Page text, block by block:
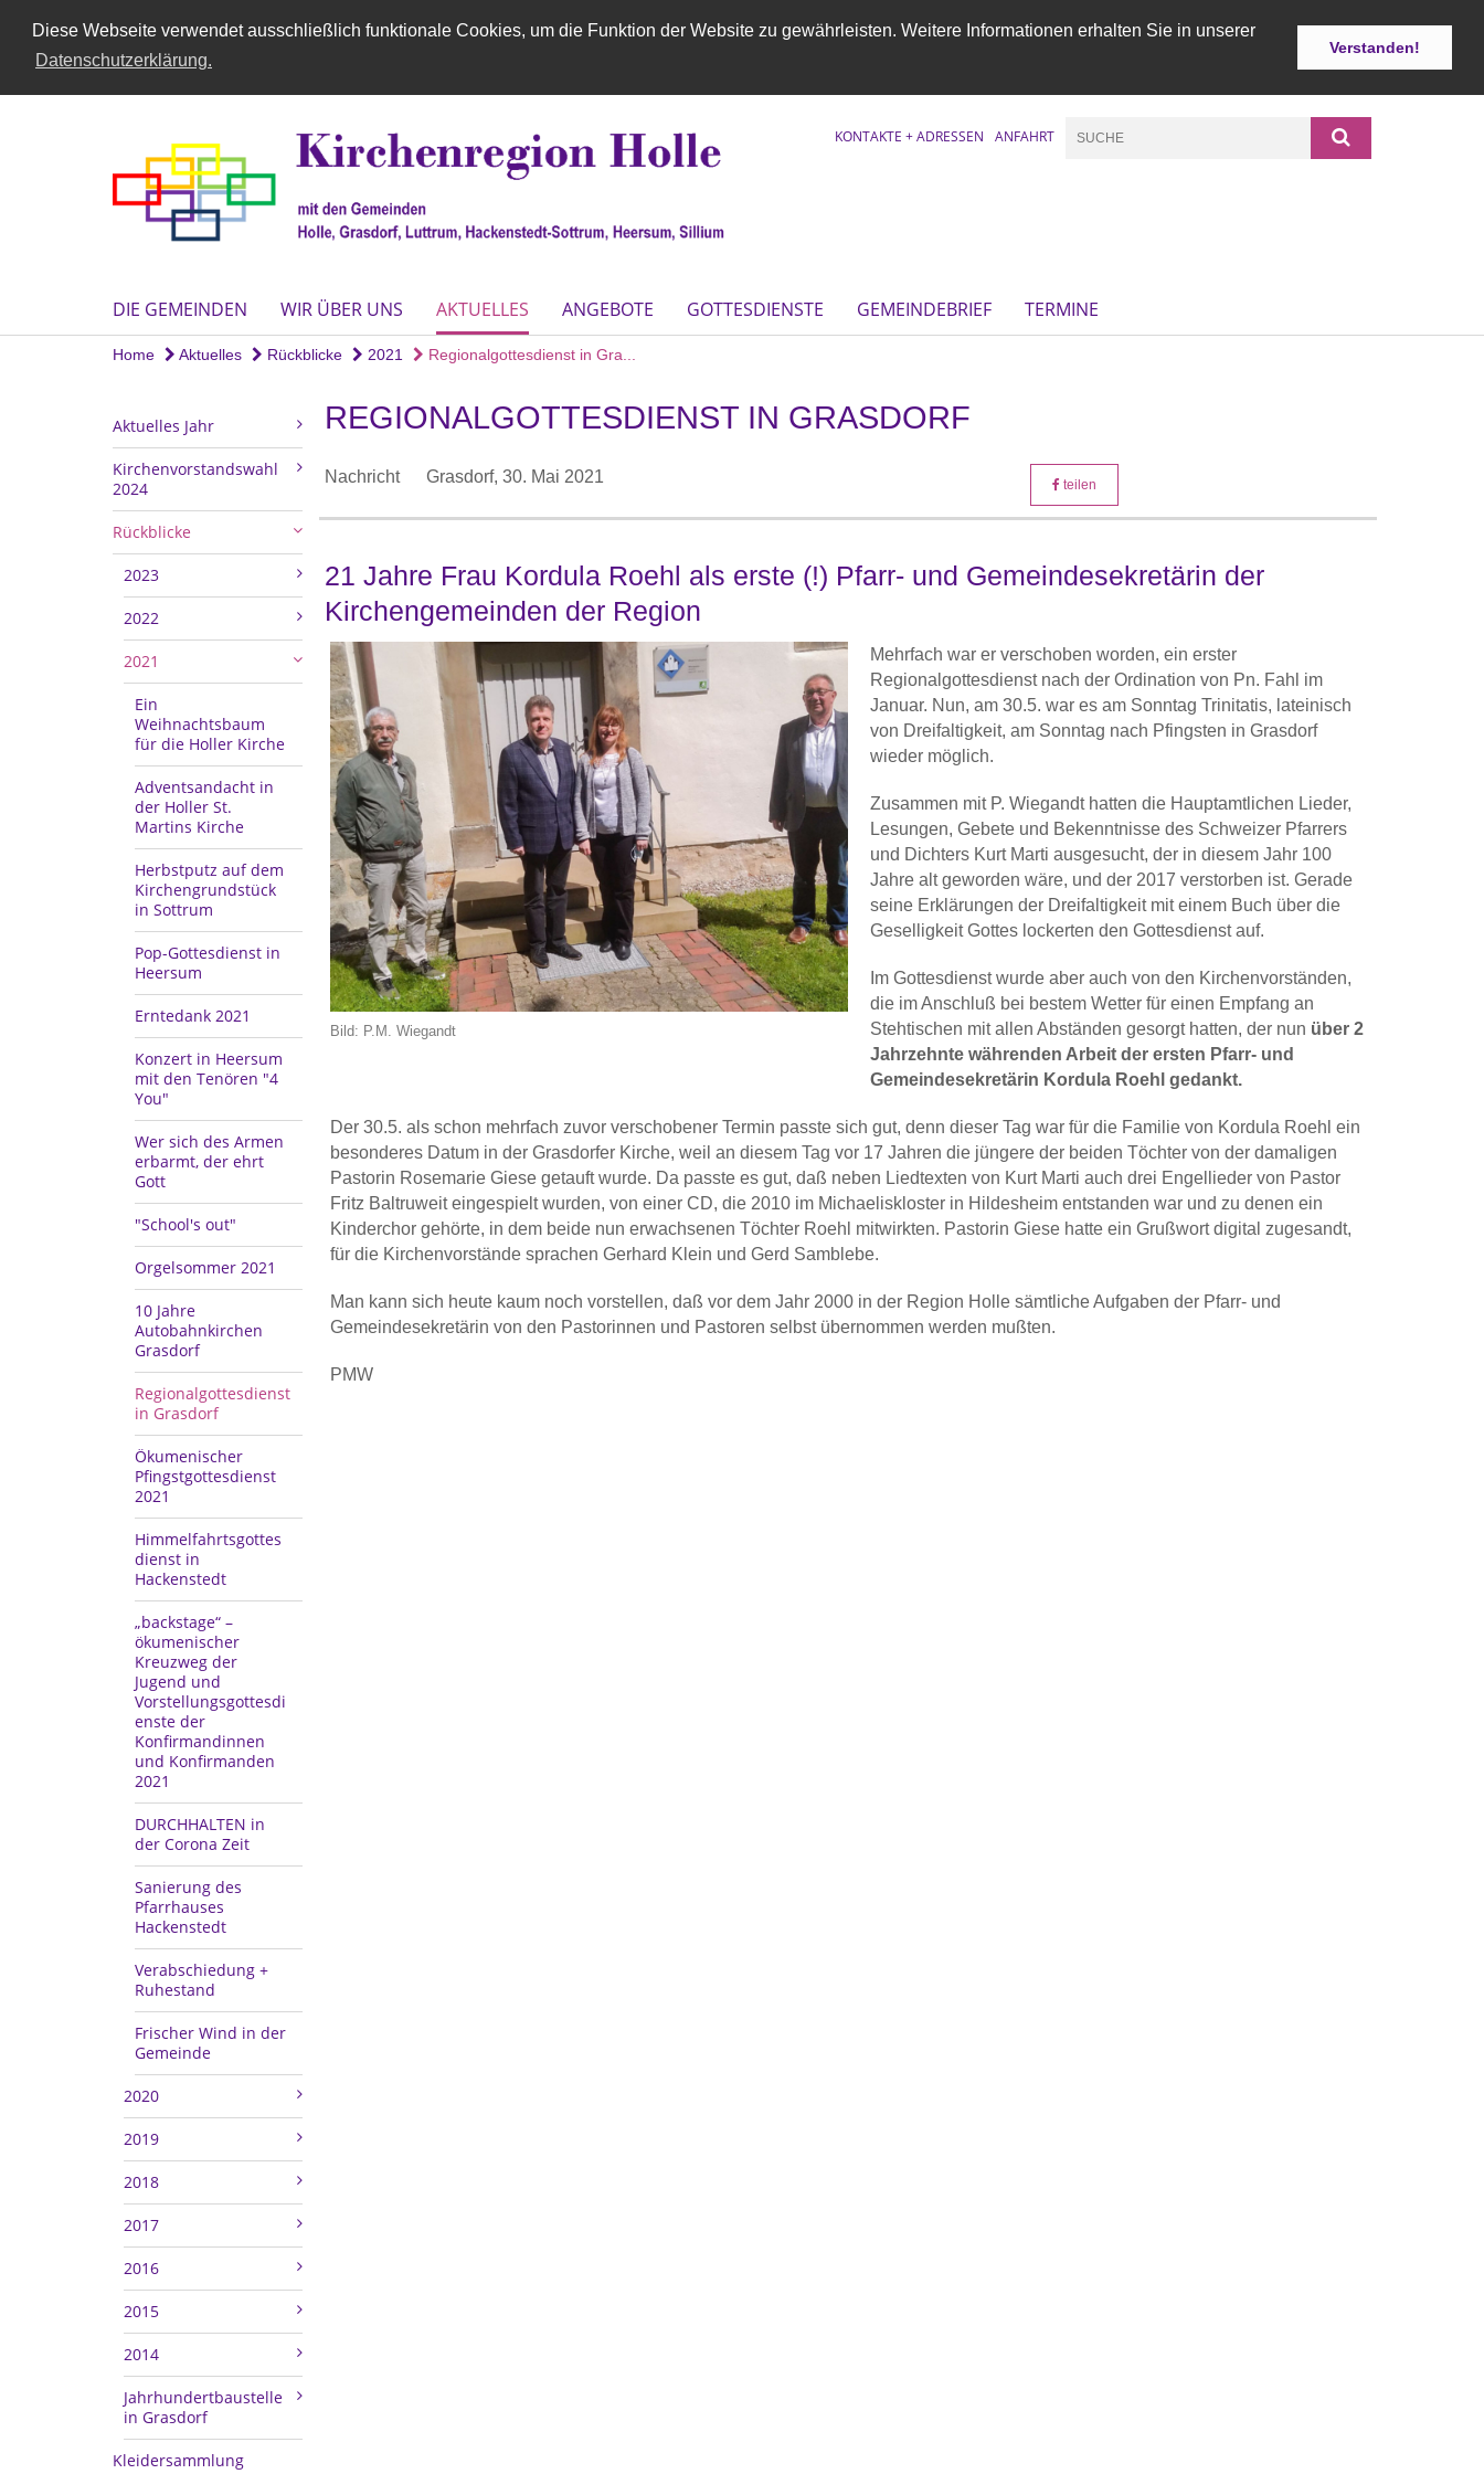
Diese Webseite verwendet ausschließlich funktionale Cookies, um die Funktion der Website zu gewährleisten. Weitere Informationen erhalten Sie in unserer
Datenschutzerklärung.
Verstanden!
KONTAKTE + ADRESSEN ANFAHRT
DIE GEMEINDEN WIR ÜBER UNS AKTUELLES ANGEBOTE GOTTESDIENSTE GEMEINDEBRIEF TERMINE
Home Aktuelles Rückblicke 2021 Regionalgottesdienst in Gra...
Aktuelles Jahr
Kirchenvorstandswahl
2024
Rückblicke
2023
2022
2021
Ein
Weihnachtsbaum
für die Holler Kirche
Adventsandacht in
der Holler St.
Martins Kirche
Herbstputz auf dem
Kirchengrundstück
in Sottrum
Pop-Gottesdienst in
Heersum
Erntedank 2021
Konzert in Heersum
mit den Tenören "4
You"
Wer sich des Armen
erbarmt, der ehrt
Gott
"School's out"
Orgelsommer 2021
10 Jahre
Autobahnkirchen
Grasdorf
Regionalgottesdienst
in Grasdorf
Ökumenischer
Pfingstgottesdienst
2021
Himmelfahrtsgottes
dienst in
Hackenstedt
„backstage“ –
ökumenischer
Kreuzweg der
Jugend und
Vorstellungsgottesdi
enste der
Konfirmandinnen
und Konfirmanden
2021
DURCHHALTEN in
der Corona Zeit
Sanierung des
Pfarrhauses
Hackenstedt
Verabschiedung +
Ruhestand
Frischer Wind in der
Gemeinde
2020
2019
2018
2017
2016
2015
2014
Jahrhundertbaustelle
in Grasdorf
Kleidersammlung
REGIONALGOTTESDIENST IN GRASDORF
Nachricht Grasdorf, 30. Mai 2021 teilen
21 Jahre Frau Kordula Roehl als erste (!) Pfarr- und Gemeindesekretärin der
Kirchengemeinden der Region
Bild: P.M. Wiegandt
Mehrfach war er verschoben worden, ein erster
Regionalgottesdienst nach der Ordination von Pn. Fahl im
Januar. Nun, am 30.5. war es am Sonntag Trinitatis, lateinisch
von Dreifaltigkeit, am Sonntag nach Pfingsten in Grasdorf
wieder möglich.
Zusammen mit P. Wiegandt hatten die Hauptamtlichen Lieder,
Lesungen, Gebete und Bekenntnisse des Schweizer Pfarrers
und Dichters Kurt Marti ausgesucht, der in diesem Jahr 100
Jahre alt geworden wäre, und der 2017 verstorben ist. Gerade
seine Erklärungen der Dreifaltigkeit mit einem Buch über die
Geselligkeit Gottes lockerten den Gottesdienst auf.
Im Gottesdienst wurde aber auch von den Kirchenvorständen,
die im Anschluß bei bestem Wetter für einen Empfang an
Stehtischen mit allen Abständen gesorgt hatten, der nun über 2
Jahrzehnte währenden Arbeit der ersten Pfarr- und
Gemeindesekretärin Kordula Roehl gedankt.
Der 30.5. als schon mehrfach zuvor verschobener Termin passte sich gut, denn dieser Tag war für die Familie von Kordula Roehl ein
besonderes Datum in der Grasdorfer Kirche, weil an diesem Tag vor 17 Jahren die jüngere der beiden Töchter von der damaligen
Pastorin Rosemarie Giese getauft wurde. Da passte es gut, daß neben Liedtexten von Kurt Marti auch drei Engellieder von Pastor
Fritz Baltruweit eingespielt wurden, von einer CD, die 2010 im Michaeliskloster in Hildesheim entstanden war und zu denen ein
Kinderchor gehörte, in dem beide nun erwachsenen Töchter Roehl mitwirkten. Pastorin Giese hatte ein Grußwort digital zugesandt,
für die Kirchenvorstände sprachen Gerhard Klein und Gerd Samblebe.
Man kann sich heute kaum noch vorstellen, daß vor dem Jahr 2000 in der Region Holle sämtliche Aufgaben der Pfarr- und
Gemeindesekretärin von den Pastorinnen und Pastoren selbst übernommen werden mußten.
PMW